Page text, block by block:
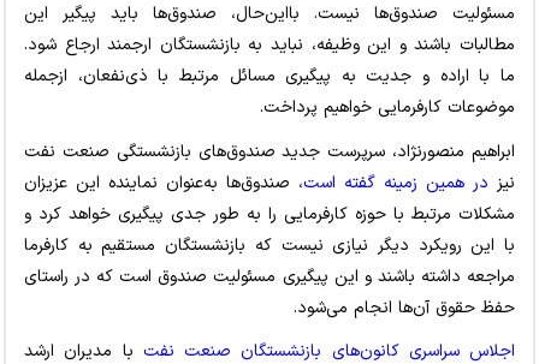
مسئولیت صندوق‌ها نیست. بااین‌حال، صندوق‌ها باید پیگیر این
مطالبات باشند و این وظیفه، نباید به بازنشستگان ارجمند ارجاع شود.
ما با اراده و جدیت به پیگیری مسائل مرتبط با ذی‌نفعان، ازجمله
موضوعات کارفرمایی خواهیم پرداخت.
ابراهیم منصورنژاد، سرپرست جدید صندوق‌های بازنشستگی صنعت نفت
نیز در همین زمینه گفته است، صندوق‌ها به‌عنوان نماینده این عزیزان
مشکلات مرتبط با حوزه کارفرمایی را به طور جدی پیگیری خواهد کرد و
با این رویکرد دیگر نیازی نیست که بازنشستگان مستقیم به کارفرما
مراجعه داشته باشند و این پیگیری مسئولیت صندوق است که در راستای
حفظ حقوق آن‌ها انجام می‌شود.
اجلاس سراسری کانون‌های بازنشستگان صنعت نفت با مدیران ارشد